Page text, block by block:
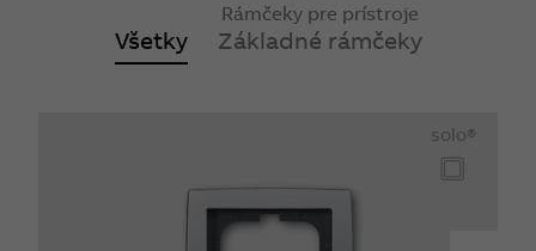
Všetky
Rámčeky pre prístroje
Základné rámčeky
solo®